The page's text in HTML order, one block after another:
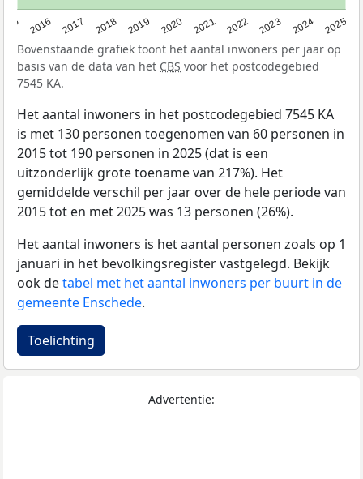
2016 2017 2018 2019 2020 2021 2022 2023 2024 2025
Bovenstaande grafiek toont het aantal inwoners per jaar op
basis van de data van het CBS voor het postcodegebied
7545 KA.
Het aantal inwoners in het postcodegebied 7545 KA
is met 130 personen toegenomen van 60 personen in
2015 tot 190 personen in 2025 (dat is een
uitzonderlijk grote toename van 217%). Het
gemiddelde verschil per jaar over de hele periode van
2015 tot en met 2025 was 13 personen (26%).
Het aantal inwoners is het aantal personen zoals op 1
januari in het bevolkingsregister vastgelegd. Bekijk
ook detabel met het aantal inwoners per buurt in de
gemeente Enschede.
Toelichting
Advertentie: